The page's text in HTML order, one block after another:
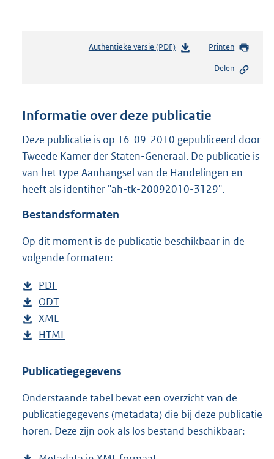
Authentieke versie (PDF)b
n
s
r
o
o
:
Printen
Delen
Informatie over deze publicatie
Deze publicatie is op 16-09-2010 gepubliceerd door
Tweede Kamer der Staten-Generaal. De publicatie is
van het type Aanhangsel van de Handelingen en
heeft als identifier "ah-tk-20092010-3129".
Bestandsformaten
Op dit moment is de publicatie beschikbaar in de
volgende formaten:
D
o
w
n
o
d
p
u
PDF
e
s
t
n
s
g
r
D
o
w
l
a
d
p
ODT
s
a
d
s
g
D
o
n
o
a
d
XML
e
t
n
d
s
D
w
l
o
a
HTML
s
a
n
d
Publicatiegegevens
Onderstaande tabel bevat een overzicht van de
publicatiegegevens (metadata) die bij deze publicatie
horen. Deze zijn ook als los bestand beschikbaar: